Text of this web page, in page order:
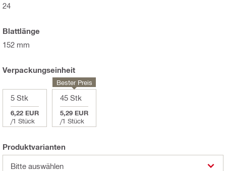
24
Blattlänge
152 mm
Verpackungseinheit
5 Stk
6,22 EUR
/1 Stück
45 Stk
5,29 EUR
/1 Stück
Bester Preis
Produktvarianten
Bitte auswählen